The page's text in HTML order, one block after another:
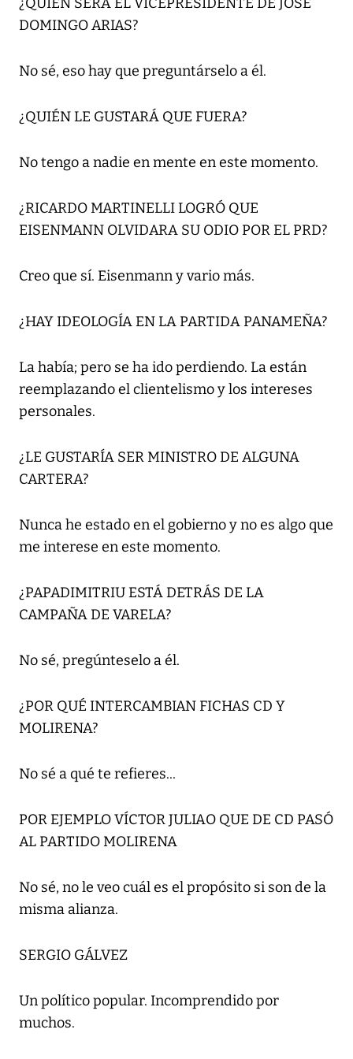
¿QUIÉN SERÁ EL VICEPRESIDENTE DE JOSÉ
DOMINGO ARIAS?
No sé, eso hay que preguntárselo a él.
¿QUIÉN LE GUSTARÁ QUE FUERA?
No tengo a nadie en mente en este momento.
¿RICARDO MARTINELLI LOGRÓ QUE
EISENMANN OLVIDARA SU ODIO POR EL PRD?
Creo que sí. Eisenmann y vario más.
¿HAY IDEOLOGÍA EN LA PARTIDA PANAMEÑA?
La había; pero se ha ido perdiendo. La están
reemplazando el clientelismo y los intereses
personales.
¿LE GUSTARÍA SER MINISTRO DE ALGUNA
CARTERA?
Nunca he estado en el gobierno y no es algo que
me interese en este momento.
¿PAPADIMITRIU ESTÁ DETRÁS DE LA
CAMPAÑA DE VARELA?
No sé, pregúnteselo a él.
¿POR QUÉ INTERCAMBIAN FICHAS CD Y
MOLIRENA?
No sé a qué te refieres...
POR EJEMPLO VÍCTOR JULIAO QUE DE CD PASÓ
AL PARTIDO MOLIRENA
No sé, no le veo cuál es el propósito si son de la
misma alianza.
SERGIO GÁLVEZ
Un político popular. Incomprendido por
muchos.